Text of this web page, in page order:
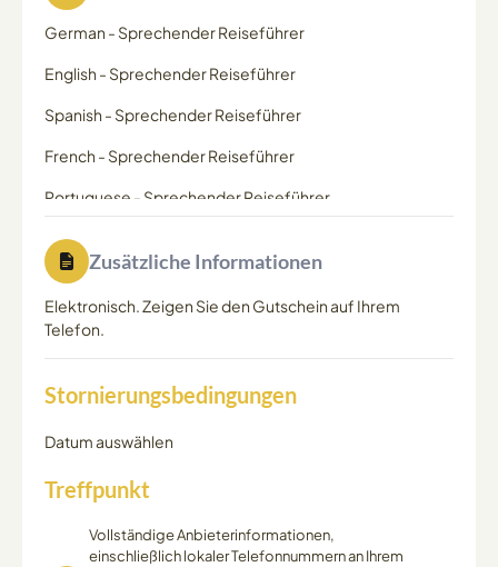
German - Sprechender Reiseführer
English - Sprechender Reiseführer
Spanish - Sprechender Reiseführer
French - Sprechender Reiseführer
Portuguese - Sprechender Reiseführer
Zusätzliche Informationen
Elektronisch. Zeigen Sie den Gutschein auf Ihrem
Telefon.
Stornierungsbedingungen
Datum auswählen
Treffpunkt
Vollständige Anbieterinformationen,
einschließlich lokaler Telefonnummern an Ihrem